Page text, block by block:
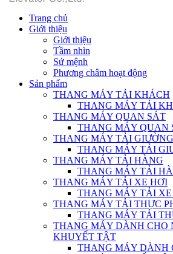
Trang chủ
Giới thiệu
Giới thiệu
Tầm nhìn
Sứ mệnh
Phương châm hoạt động
Sản phẩm
THANG MÁY TẢI KHÁCH
THANG MÁY TẢI
THANG MÁY QUAN SÁT
THANG MÁY QUAN
THANG MÁY TẢI
THANG MÁY TẢI
THANG MÁY TẢI HÀNG
THANG MÁY TẢI
THANG MÁY TẢI XE HƠI
THANG MÁY TẢI
THANG MÁY TẢI THỰC
THANG MÁY TẢI
THANG MÁY DÀNH CHO
KHUYẾT TẬT
THANG MÁY DÀNH